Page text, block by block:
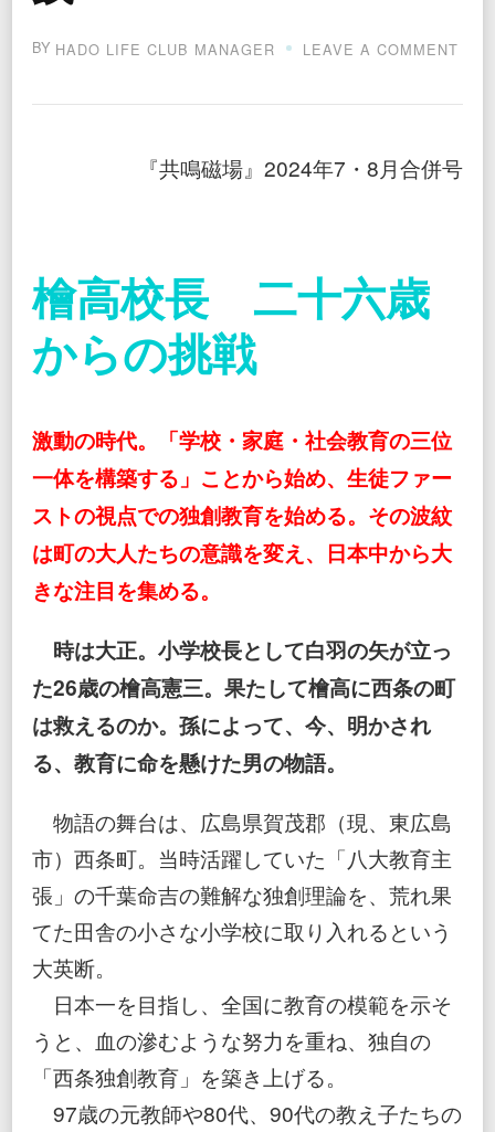
BY HADO LIFE CLUB MANAGER LEAVE A COMMENT
独
育
『共鳴磁場』2024年7・8月合併号
檜高校長 二十六歳
からの挑戦
激動の時代。「学校・家庭・社会教育の三位
一体を構築する」ことから始め、生徒ファー
ストの視点での独創教育を始める。その波紋
は町の大人たちの意識を変え、日本中から大
きな注目を集める。
時は大正。小学校長として白羽の矢が立っ
た26歳の檜高憲三。果たして檜高に西条の町
は救えるのか。孫によって、今、明かされ
る、教育に命を懸けた男の物語。
物語の舞台は、広島県賀茂郡（現、東広島
市）西条町。当時活躍していた「八大教育主
張」の千葉命吉の難解な独創理論を、荒れ果
てた田舎の小さな小学校に取り入れるという
大英断。
日本一を目指し、全国に教育の模範を示そ
うと、血の滲むような努力を重ね、独自の
「西条独創教育」を築き上げる。
97歳の元教師や80代、90代の教え子たちの